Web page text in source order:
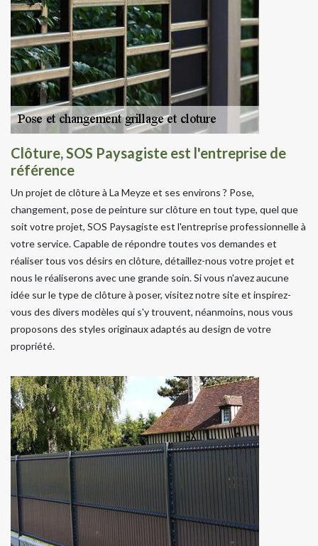
Clôture, SOS Paysagiste est l'entreprise de
référence
Un projet de clôture à La Meyze et ses environs ? Pose,
changement, pose de peinture sur clôture en tout type, quel que
soit votre projet, SOS Paysagiste est l'entreprise professionnelle à
votre service. Capable de répondre toutes vos demandes et
réaliser tous vos désirs en clôture, détaillez-nous votre projet et
nous le réaliserons avec une grande soin. Si vous n'avez aucune
idée sur le type de clôture à poser, visitez notre site et inspirez-
vous des divers modèles qui s'y trouvent, néanmoins, nous vous
proposons des styles originaux adaptés au design de votre
propriété.